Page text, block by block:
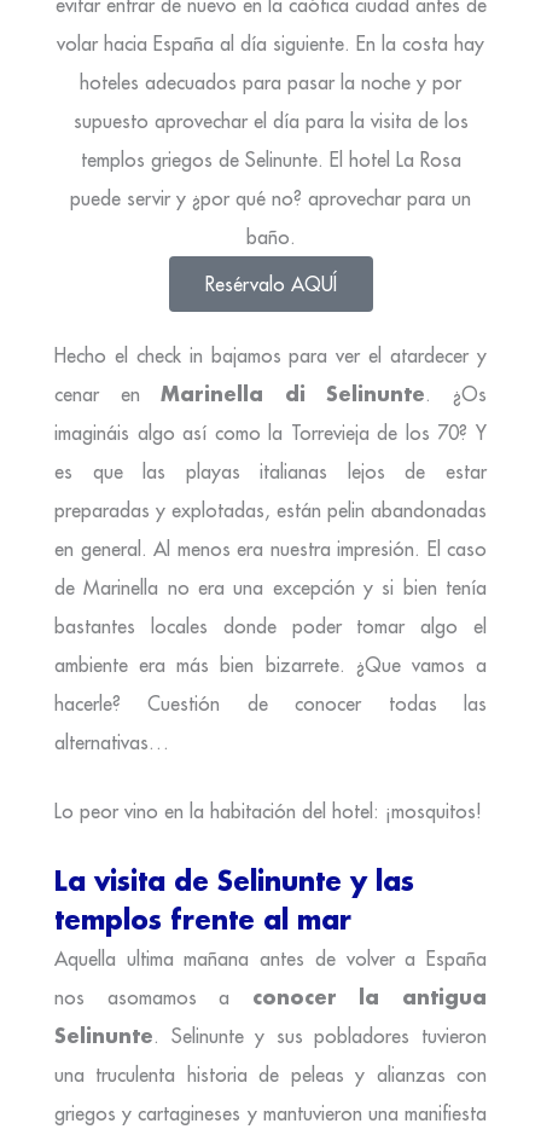
volar hacia España al día siguiente. En la costa hay
hoteles adecuados para pasar la noche y por
supuesto aprovechar el día para la visita de los
templos griegos de Selinunte. El hotel La Rosa
puede servir y ¿por qué no? aprovechar para un
baño.
Resérvalo AQUÍ
Hecho el check in bajamos para ver el atardecer y
cenar enMarinella di Selinunte. ¿Os
imagináis algo así como la Torrevieja de los 70? Y
es que las playas italianas lejos de estar
preparadas y explotadas, están pelin abandonadas
en general. Al menos era nuestra impresión. El caso
de Marinella no era una excepción y si bien tenía
bastantes locales donde poder tomar algo el
ambiente era más bien bizarrete. ¿Que vamos a
hacerle? Cuestión de conocer todas las
alternativas…
Lo peor vino en la habitación del hotel: ¡mosquitos!
La visita de Selinunte y las
templos frente al mar
Aquella ultima mañana antes de volver a España
nos asomamos a conocer la antigua
Selinunte. Selinunte y sus pobladores tuvieron
una truculenta historia de peleas y alianzas con
griegos y cartagineses y mantuvieron una manifiesta